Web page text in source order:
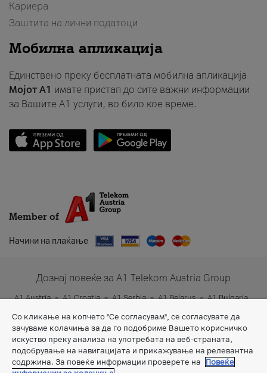
Кариера
Заштита на лични податоци
Мобилна апликација
Единствено преку бесплатната мобилна апликација
Мојот A1 имате пристап до сите важни информации
за Вашите A1 услуги, во било кое време.
Member of
Начини на плаќање
Дознај повеќе за A1 Telekom Austria Group
A1 Austria A1 Croatia A1 Serbia A1 Belarus
A1 Bulgaria
Со кликање на копчето "Се согласувам", се согласувате да
зачуваме колачиња за да го подобриме Вашето корисничко
искуство преку анализа на употребата на веб-страната,
подобрување на навигацијата и прикажување на релевантна
содржина. За повеќе информации проверете на
Повеќе